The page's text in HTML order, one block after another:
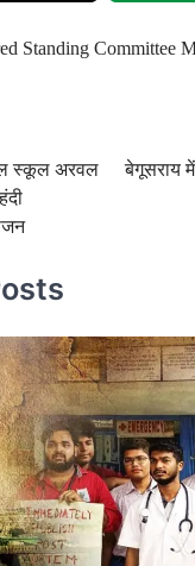
Standing Committee
स्कूल अरवल
बेगूसराय